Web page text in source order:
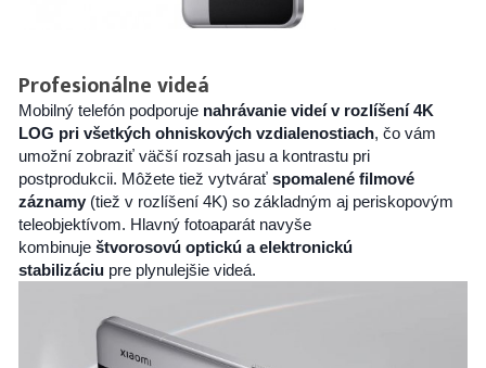
Profesionálne videá
Mobilný telefón podporujenahrávanie videí v rozlíšení 4K
LOG pri všetkých ohniskových vzdialenostiach, čo vám
umožní zobraziť väčší rozsah jasu a kontrastu pri
postprodukcii. Môžete tiež vytváraťspomalené filmové
záznamy (tiež v rozlíšení 4K) so základným aj periskopovým
teleobjektívom. Hlavný fotoaparát navyše
kombinuje štvorosovú optickú a elektronickú
stabilizáciupre plynulejšie videá.